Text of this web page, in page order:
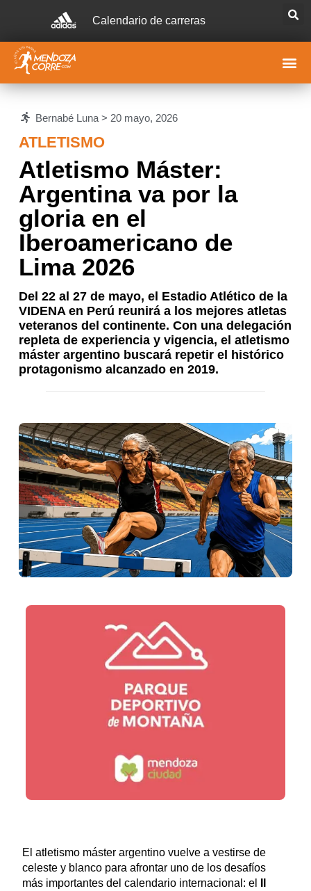
Calendario de carreras
Bernabé Luna > 20 mayo, 2026
ATLETISMO
Atletismo Máster:
Argentina va por la
gloria en el
Iberoamericano de
Lima 2026
Del 22 al 27 de mayo, el Estadio Atlético de la
VIDENA en Perú reunirá a los mejores atletas
veteranos del continente. Con una delegación
repleta de experiencia y vigencia, el atletismo
máster argentino buscará repetir el histórico
protagonismo alcanzado en 2019.
El atletismo máster argentino vuelve a vestirse de
celeste y blanco para afrontar uno de los desafíos
más importantes del calendario internacional: el